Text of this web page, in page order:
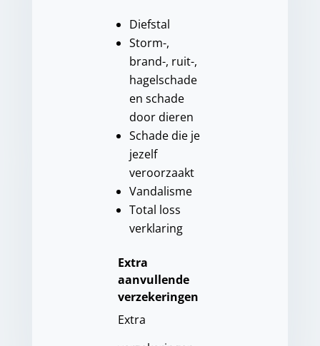
Diefstal
Storm-,
brand-, ruit-,
hagelschade
en schade
door dieren
Schade die je
jezelf
veroorzaakt
Vandalisme
Total loss
verklaring
Extra
aanvullende
verzekeringen
Extra